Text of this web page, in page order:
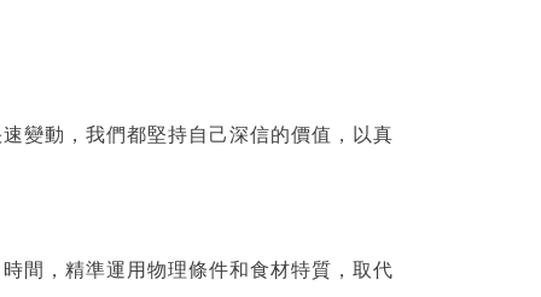
變動，我們都堅持自己深信的價值，以真
間，精準運用物理條件和食材特質，取代